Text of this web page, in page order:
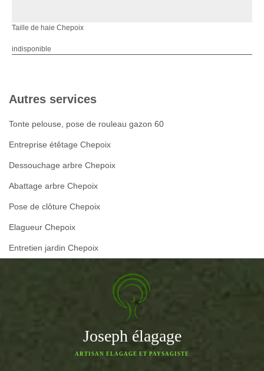
Taille de haie Chepoix
indisponible
Autres services
Tonte pelouse, pose de rouleau gazon 60
Entreprise étêtage Chepoix
Dessouchage arbre Chepoix
Abattage arbre Chepoix
Pose de clôture Chepoix
Elagueur Chepoix
Entretien jardin Chepoix
Joseph élagage
ARTISAN ELAGAGE ET PAYSAGISTE